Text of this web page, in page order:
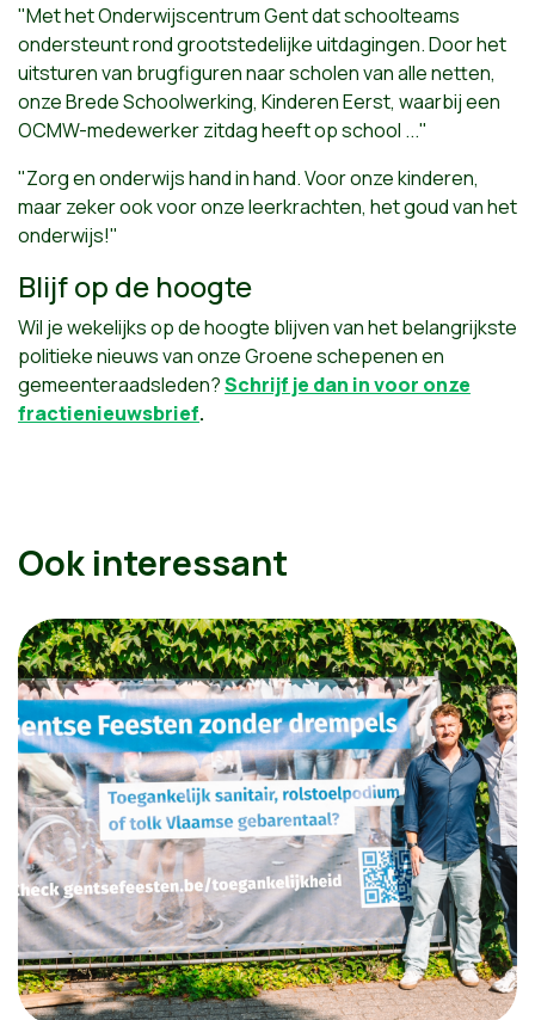
"Met het Onderwijscentrum Gent dat schoolteams
ondersteunt rond grootstedelijke uitdagingen. Door het
uitsturen van brugfiguren naar scholen van alle netten,
onze Brede Schoolwerking, Kinderen Eerst, waarbij een
OCMW-medewerker zitdag heeft op school ..."
"Zorg en onderwijs hand in hand. Voor onze kinderen,
maar zeker ook voor onze leerkrachten, het goud van het
onderwijs!"
Blijf op de hoogte
Wil je wekelijks op de hoogte blijven van het belangrijkste
politieke nieuws van onze Groene schepenen en
gemeenteraadsleden?Schrijf je dan in voor onze
fractienieuwsbrief.
Ook interessant